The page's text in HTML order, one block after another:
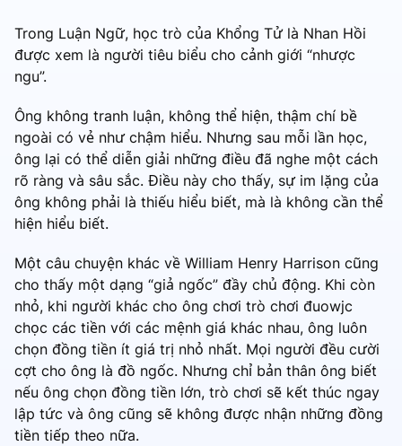
Trong Luận Ngữ, học trò của Khổng Tử là Nhan Hồi
được xem là người tiêu biểu cho cảnh giới “nhược
ngu”.
Ông không tranh luận, không thể hiện, thậm chí bề
ngoài có vẻ như chậm hiểu. Nhưng sau mỗi lần học,
ông lại có thể diễn giải những điều đã nghe một cách
rõ ràng và sâu sắc. Điều này cho thấy, sự im lặng của
ông không phải là thiếu hiểu biết, mà là không cần thể
hiện hiểu biết.
Một câu chuyện khác về William Henry Harrison cũng
cho thấy một dạng “giả ngốc” đầy chủ động. Khi còn
nhỏ, khi người khác cho ông chơi trò chơi đuowjc
chọc các tiền với các mệnh giá khác nhau, ông luôn
chọn đồng tiền ít giá trị nhỏ nhất. Mọi người đều cười
cợt cho ông là đồ ngốc. Nhưng chỉ bản thân ông biết
nếu ông chọn đồng tiền lớn, trò chơi sẽ kết thúc ngay
lập tức và ông cũng sẽ không được nhận những đồng
tiền tiếp theo nữa.